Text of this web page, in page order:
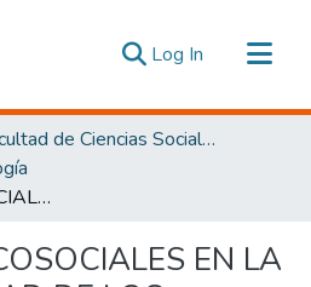
Log In (current)
Facultad de Ciencias Sociales y Humanas
“RIESGOS PSICOSOCIALES EN LA PRODUCTIVIDAD DE LOS TRABAJADORES DE LA EMPRESA LA GRAN VÍA, EN LA CIUDAD DE QUITO, PERIODO 2018”
EN LA